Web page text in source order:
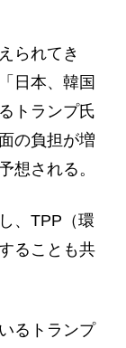
られてき
日本、韓国
トランプ氏
の負担が増
想される。
、TPP（環
ることも共
るトランプ